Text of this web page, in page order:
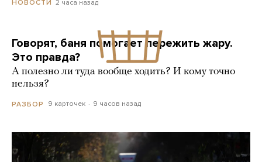
НОВОСТИ 2 часа назад
Говорят, баня помогает пережить жару.
Это правда?
А полезно ли туда вообще ходить? И кому точно
нельзя?
РАЗБОР 9 карточек 9 часов назад